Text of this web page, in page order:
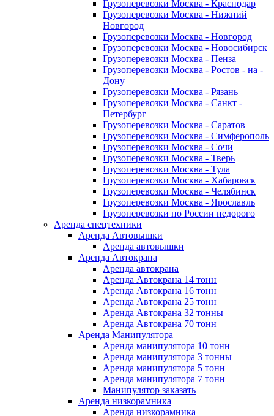
Грузоперевозки Москва - Краснодар
Грузоперевозки Москва - Нижний
Новгород
Грузоперевозки Москва - Новгород
Грузоперевозки Москва - Новосибирск
Грузоперевозки Москва - Пенза
Грузоперевозки Москва - Ростов - на -
Дону
Грузоперевозки Москва - Рязань
Грузоперевозки Москва - Санкт -
Петербург
Грузоперевозки Москва - Саратов
Грузоперевозки Москва - Симферополь
Грузоперевозки Москва - Сочи
Грузоперевозки Москва - Тверь
Грузоперевозки Москва - Тула
Грузоперевозки Москва - Хабаровск
Грузоперевозки Москва - Челябинск
Грузоперевозки Москва - Ярославль
Грузоперевозки по России недорого
Аренда спецтехники
Аренда Автовышки
Аренда автовышки
Аренда Автокрана
Аренда автокрана
Аренда Автокрана 14 тонн
Аренда Автокрана 16 тонн
Аренда Автокрана 25 тонн
Аренда Автокрана 32 тонны
Аренда Автокрана 70 тонн
Аренда Манипулятора
Аренда манипулятора 10 тонн
Аренда манипулятора 3 тонны
Аренда манипулятора 5 тонн
Аренда манипулятора 7 тонн
Манипулятор заказать
Аренда низкорамника
Аренда низкорамника